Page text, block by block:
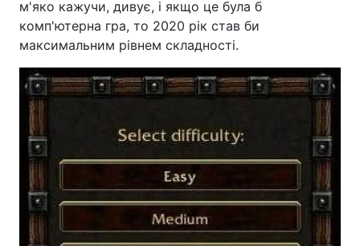
м'яко кажучи, дивує, і якщо це була б
комп'ютерна гра, то 2020 рік став би
максимальним рівнем складності.